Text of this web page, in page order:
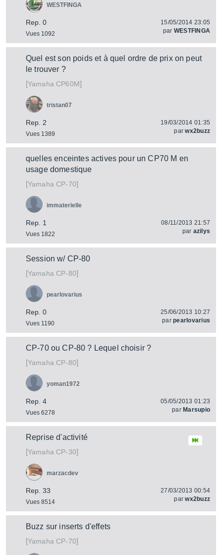
Rep. 0
Vues 1092
WESTFINGA
15/05/2014 23:05
par WESTFINGA
Quel est son poids et à quel ordre de prix on peut
le trouver ?
[Yamaha CP60M]
Rep. 2
Vues 1389
tristan07
19/03/2014 01:35
parwx2buzz
quelles enceintes actives pour un CP70 M en
usage domestique
[Yamaha CP-70]
Rep. 1
Vues 1822
immaterielle
08/11/2013 21:57
par azilys
Session w/ CP-80
[Yamaha CP-80]
Rep. 0
Vues 1190
pearlovarius
25/06/2013 10:27
parpearlovarius
CP-70 ou CP-80 ? Lequel choisir ?
[Yamaha CP-80]
Rep. 4
Vues 6278
yoman1972
05/05/2013 01:23
par Marsupio
Reprise d'activité
[Yamaha CP-30]
Rep. 33
Vues 8514
marzacdev
27/03/2013 00:54
parwx2buzz
Buzz sur inserts d'effets
[Yamaha CP-70]